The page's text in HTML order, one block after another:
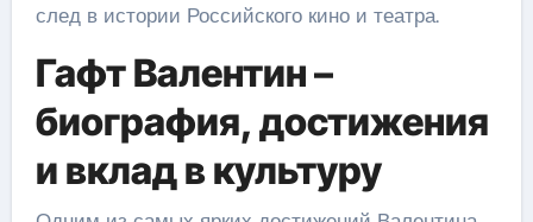
след в истории Российского кино и театра.
Гафт Валентин –
биография, достижения
и вклад в культуру